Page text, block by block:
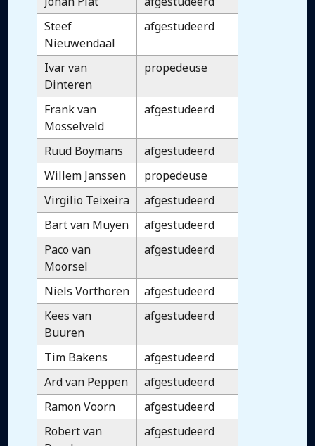
Steef
Nieuwendaal
afgestudeerd
Ivar van
Dinteren
propedeuse
Frank van
Mosselveld
afgestudeerd
Ruud Boymans
afgestudeerd
Willem Janssen
propedeuse
Virgilio Teixeira
afgestudeerd
Bart van Muyen
afgestudeerd
Paco van
Moorsel
afgestudeerd
Niels Vorthoren
afgestudeerd
Kees van
Buuren
afgestudeerd
Tim Bakens
afgestudeerd
Ard van Peppen
afgestudeerd
Ramon Voorn
afgestudeerd
Robert van
afgestudeerd